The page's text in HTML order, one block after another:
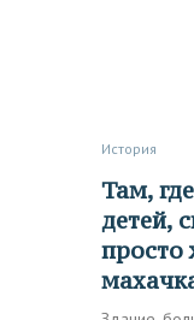
История
Там, где молились, рожали
детей,
просто